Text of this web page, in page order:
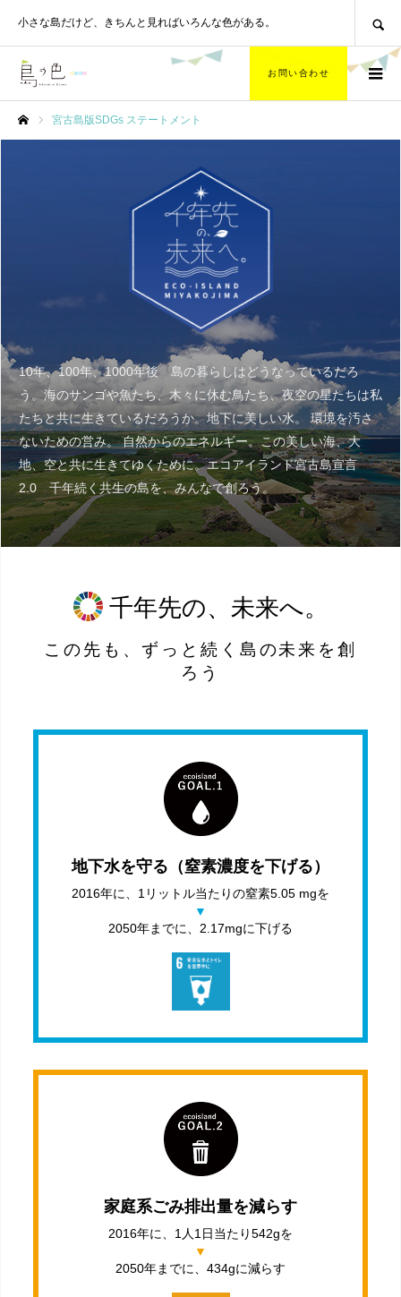
小さな島だけど、 きちんと見ればいろんな色がある。
お問い合わせ
宮古島版SDGs ステートメント
10年、100年、1000年後 島の暮らしはどうなっているだろ
う。海のサンゴや魚たち、木々に休む鳥たち、夜空の星たちは私
たちと共に生きているだろうか。地下に美しい水。 環境を汚さ
ないための営み。 自然からのエネルギー。この美しい海、大
地、空と共に生きてゆくために。エコアイランド宮古島宣言
2.0 千年続く共生の島を、みんなで創ろう。
千年先の、未来へ。
この先も、ずっと続く島の未来を創
ろう
地下水を守る（窒素濃度を下げる）
2016年に、1リットル当たりの窒素5.05 mgを
2050年までに、2.17mgに下げる
家庭系ごみ排出量を減らす
2016年に、1人1日当たり542gを
2050年までに、434gに減らす